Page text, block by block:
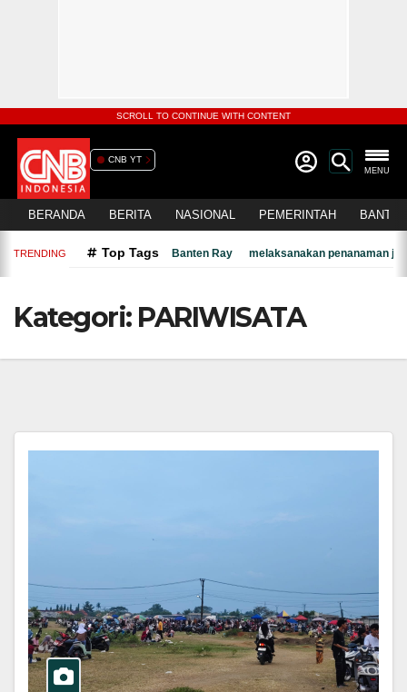
SCROLL TO CONTINUE WITH CONTENT
CNB YT
MENU
BERANDA BERITA NASIONAL PEMERINTAH
TRENDING Top Tags Banten Ray melaksanakan penanaman
Kategori: PARIWISATA